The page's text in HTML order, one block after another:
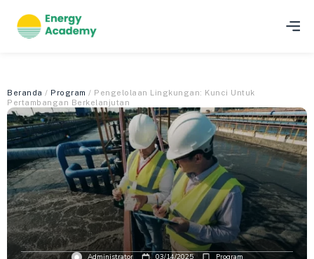
Beranda / Program / Pengelolaan Lingkungan: Kunci Untuk
Pertambangan Berkelanjutan
Administrator 03/14/2025 Program